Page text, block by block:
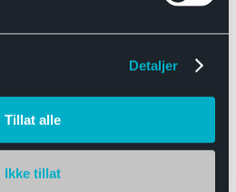
Detaljer
Tillat alle
Ikke tillat